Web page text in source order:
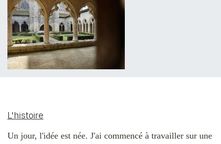
L'histoire
Un jour, l'idée est née. J'ai commencé à travailler sur une